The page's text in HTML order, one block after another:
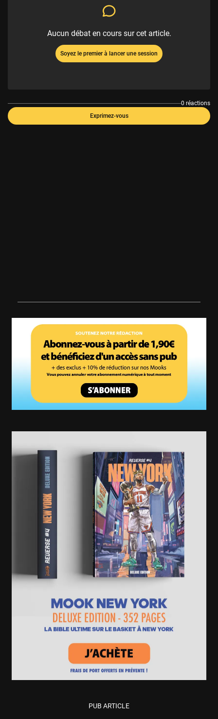
Aucun débat en cours sur cet article.
Soyez le premier à lancer une session
0 réactions
Exprimez-vous
PUB ARTICLE